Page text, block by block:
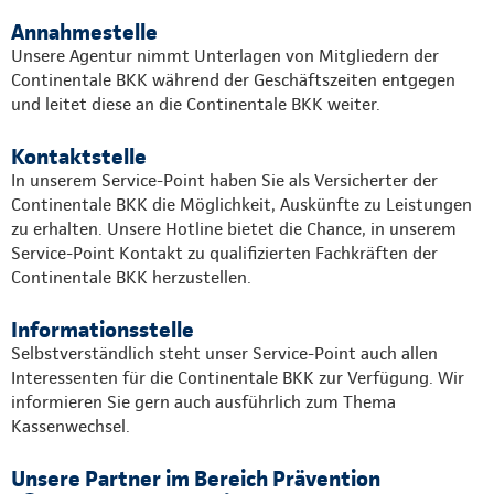
Annahmestelle
Unsere Agentur nimmt Unterlagen von Mitgliedern der
Continentale BKK während der Geschäftszeiten entgegen
und leitet diese an die Continentale BKK weiter.
Kontaktstelle
In unserem Service-Point haben Sie als Versicherter der
Continentale BKK die Möglichkeit, Auskünfte zu Leistungen
zu erhalten. Unsere Hotline bietet die Chance, in unserem
Service-Point Kontakt zu qualifizierten Fachkräften der
Continentale BKK herzustellen.
Informationsstelle
Selbstverständlich steht unser Service-Point auch allen
Interessenten für die Continentale BKK zur Verfügung. Wir
informieren Sie gern auch ausführlich zum Thema
Kassenwechsel.
Unsere Partner im Bereich Prävention